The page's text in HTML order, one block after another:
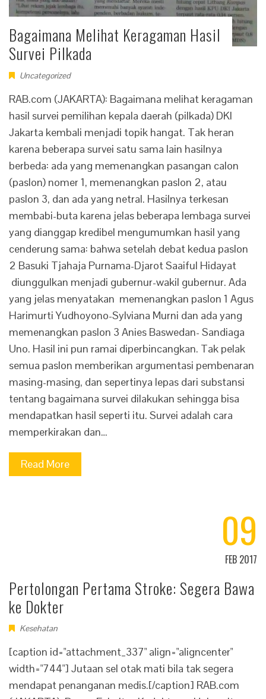
Bagaimana Melihat Keragaman Hasil
Survei Pilkada
Uncategorized
RAB.com (JAKARTA): Bagaimana melihat keragaman
hasil survei pemilihan kepala daerah (pilkada) DKI
Jakarta kembali menjadi topik hangat. Tak heran
karena beberapa survei satu sama lain hasilnya
berbeda: ada yang memenangkan pasangan calon
(paslon) nomer 1, memenangkan paslon 2, atau
paslon 3, dan ada yang netral. Hasilnya terkesan
membabi-buta karena jelas beberapa lembaga survei
yang dianggap kredibel mengumumkan hasil yang
cenderung sama: bahwa setelah debat kedua paslon
2 Basuki Tjahaja Purnama-Djarot Saaiful Hidayat
diunggulkan menjadi gubernur-wakil gubernur. Ada
yang jelas menyatakan memenangkan paslon 1 Agus
Harimurti Yudhoyono-Sylviana Murni dan ada yang
memenangkan paslon 3 Anies Baswedan- Sandiaga
Uno. Hasil ini pun ramai diperbincangkan. Tak pelak
semua paslon memberikan argumentasi pembenaran
masing-masing, dan sepertinya lepas dari substansi
tentang bagaimana survei dilakukan sehingga bisa
mendapatkan hasil seperti itu. Survei adalah cara
memperkirakan dan…
Read More
09
FEB 2017
Pertolongan Pertama Stroke: Segera Bawa
ke Dokter
Kesehatan
[caption id="attachment_337" align="aligncenter"
width="744"] Jutaan sel otak mati bila tak segera
mendapat penanganan medis.[/caption] RAB.com